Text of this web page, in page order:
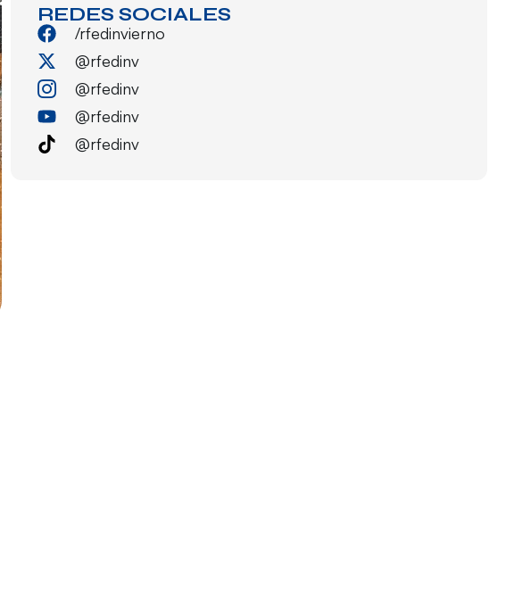
REDES SOCIALES
/rfedinvierno
@rfedinv
@rfedinv
@rfedinv
@rfedinv